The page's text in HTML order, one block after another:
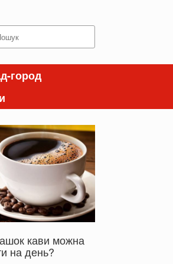
город
кави можна
на день?